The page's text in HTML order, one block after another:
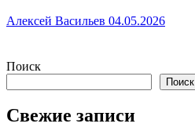
Алексей Васильев 04.05.2026
Поиск
Поиск
Свежие записи